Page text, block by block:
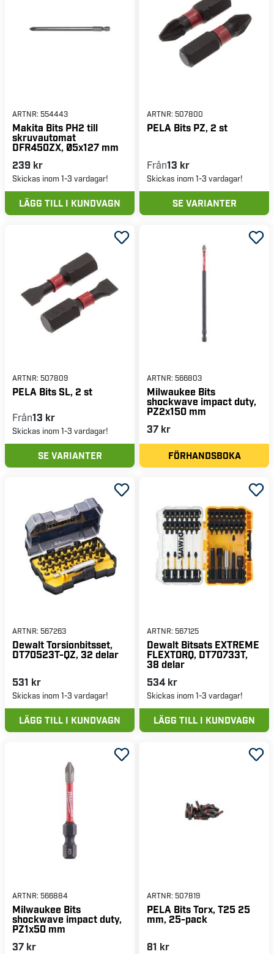
ARTNR: 554443
Makita Bits PH2 till
skruvautomat
DFR450ZX, Ø5x127 mm
239 kr
Skickas inom 1-3 vardagar!
LÄGG TILL I KUNDVAGN
ARTNR: 507800
PELA Bits PZ, 2 st
Från13 kr
Skickas inom 1-3 vardagar!
SE VARIANTER
ARTNR: 507809
PELA Bits SL, 2 st
Från13 kr
Skickas inom 1-3 vardagar!
SE VARIANTER
ARTNR: 566803
Milwaukee Bits
shockwave impact duty,
PZ2x150 mm
37 kr
FÖRHANDSBOKA
ARTNR: 567263
Dewalt Torsionbitsset,
DT70523T-QZ, 32 delar
531 kr
Skickas inom 1-3 vardagar!
LÄGG TILL I KUNDVAGN
ARTNR: 567125
Dewalt Bitsats EXTREME
FLEXTORQ, DT70733T,
38 delar
534 kr
Skickas inom 1-3 vardagar!
LÄGG TILL I KUNDVAGN
ARTNR: 566884
Milwaukee Bits
shockwave impact duty,
PZ1x50 mm
37 kr
ARTNR: 507819
PELA Bits Torx, T25 25
mm, 25-pack
81 kr